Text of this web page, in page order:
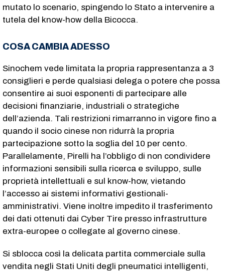
mutato lo scenario, spingendo lo Stato a intervenire a
tutela del know-how della Bicocca.
COSA CAMBIA ADESSO
Sinochem vede limitata la propria rappresentanza a 3
consiglieri e perde qualsiasi delega o potere che possa
consentire ai suoi esponenti di partecipare alle
decisioni finanziarie, industriali o strategiche
dell’azienda. Tali restrizioni rimarranno in vigore fino a
quando il socio cinese non ridurrà la propria
partecipazione sotto la soglia del 10 per cento.
Parallelamente, Pirelli ha l’obbligo di non condividere
informazioni sensibili sulla ricerca e sviluppo, sulle
proprietà intellettuali e sul know-how, vietando
l’accesso ai sistemi informativi gestionali-
amministrativi. Viene inoltre impedito il trasferimento
dei dati ottenuti dai Cyber Tire presso infrastrutture
extra-europee o collegate al governo cinese.
Si sblocca così la delicata partita commerciale sulla
vendita negli Stati Uniti degli pneumatici intelligenti,